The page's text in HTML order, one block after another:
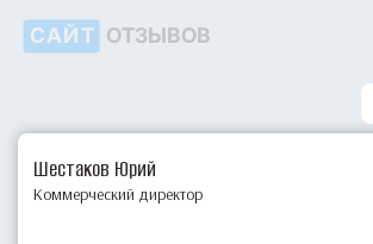
САЙТ ОТЗЫВОВ
Шестаков Юрий
Коммерческий директор